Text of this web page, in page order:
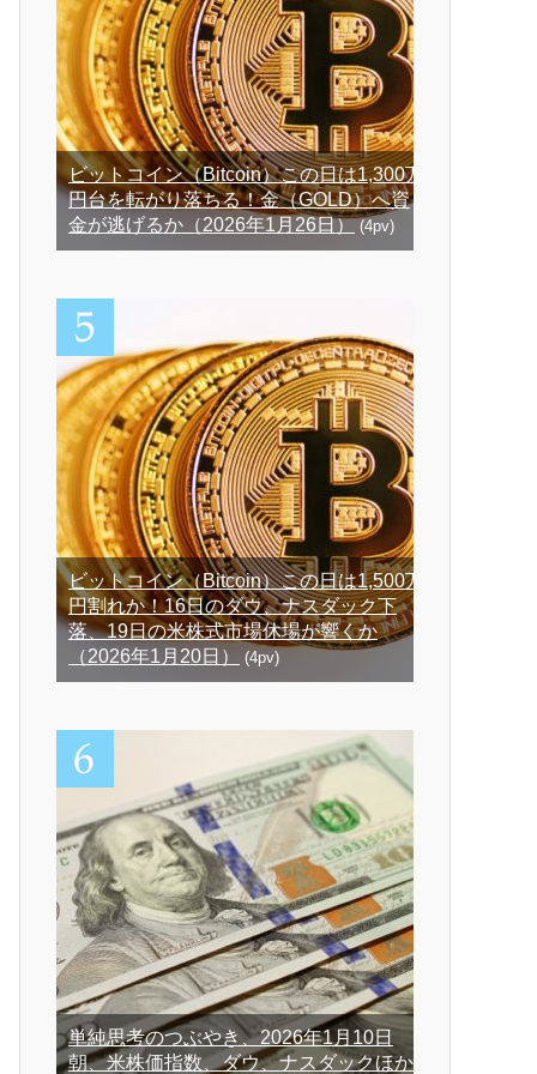
ビットコイン（Bitcoin）この日は1,300万
円台を転がり落ちる！金（GOLD）へ資
金が逃げるか（2026年1月26日） (4pv)
ビットコイン（Bitcoin）この日は1,500万
円割れか！16日のダウ、ナスダック下
落、19日の米株式市場休場が響くか
（2026年1月20日）
(4pv)
単純思考のつぶやき、2026年1月10日
朝、米株価指数、ダウ、ナスダックほか